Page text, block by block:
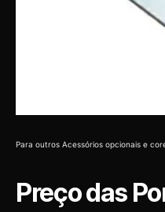
Para outros Acessórios opcionais e
Preço das